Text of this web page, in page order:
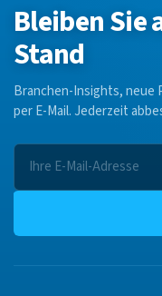
Bleiben Sie
Stand
Branchen-Insights, neue
per E-Mail. Jederzeit